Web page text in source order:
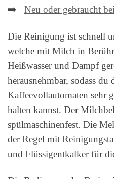
➡️ Neu oder gebraucht
Die Reinigung ist schnell
welche mit Milch in
Heißwasser und Dampf
herausnehmbar, sodass du
Kaffeevollautomaten sehr
halten kannst. Der
spülmaschinenfest. Die
der Regel mit
und Flüssigentkalker für